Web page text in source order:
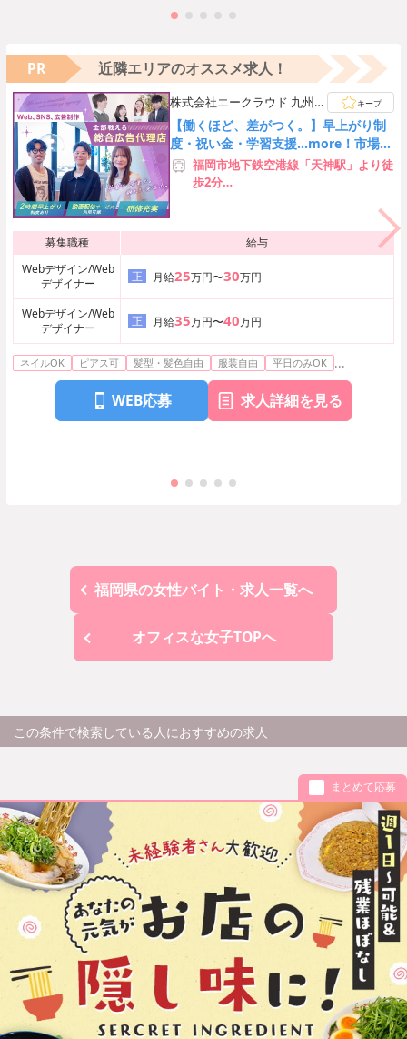
PR 近隣エリアのオススメ求人！
株式会社エークラウド 九州支
社
キープ
【働くほど、差がつく。】早上がり制
度・祝い金・学習支援…more！市場価
値の高い人材へ急成長！
福岡市地下鉄空港線「天神駅」より徒
歩2分
募集職種
給与
Webデザイン/Web
デザイナー
正 月給25万円〜30万円
Webデザイン/Web
デザイナー
正 月給35万円〜40万円
ネイルOK ピアス可 髪型・髪色自由 服装自由 平日のみOK ...
WEB応募 求人詳細を見る
福岡県の女性バイト・求人一覧へ
オフィスな女子TOPへ
この条件で検索している人におすすめの求人
まとめて応募